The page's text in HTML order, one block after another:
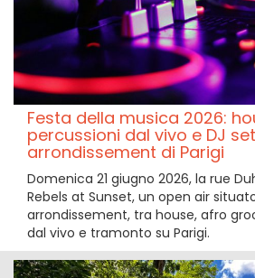
Festa della musica 2026:
percussioni dal vivo e DJ
arrondissement di Parigi
Domenica 21 giugno 2026, la rue
Rebels at Sunset, un open air
arrondissement, tra house, afro
dal vivo e tramonto su Parigi.